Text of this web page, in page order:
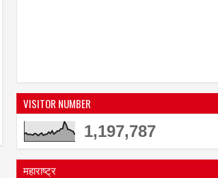
VISITOR NUMBER
1,197,787
महाराष्ट्र